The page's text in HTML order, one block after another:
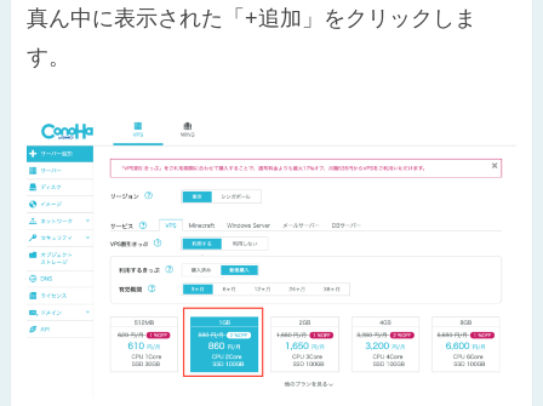
真ん中に表示された「+追加」をクリックしま
す。